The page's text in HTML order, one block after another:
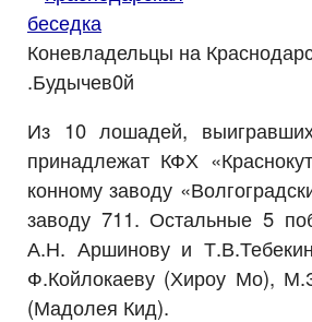
Коневладельцы на
.Будычев0й
Из 10 лошадей,
принадлежат КФХ
конному заводу
заводу 711. Остальные 5
А.Н. Аршинову и
Ф.Койлокаеву (Хироу Мо),
(Мадолея Кид).